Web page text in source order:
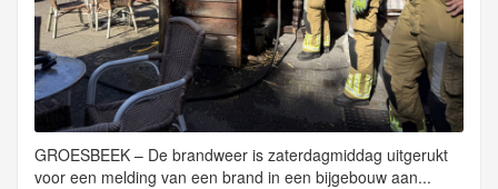
GROESBEEK – De brandweer is zaterdagmiddag uitgerukt
voor een melding van een brand in een bijgebouw aan...